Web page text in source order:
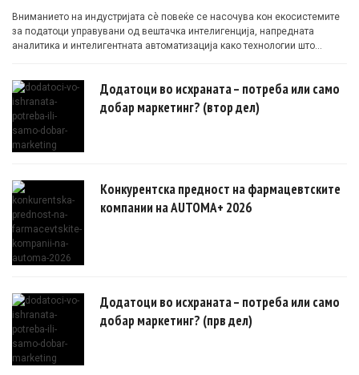
Вниманието на индустријата сè повеќе се насочува кон екосистемите
за податоци управувани од вештачка интелигенција, напредната
аналитика и интелигентната автоматизација како технологии што
Додатоци во исхраната – потреба или само
добар маркетинг? (втор дел)
Конкурентска предност на фармацевтските
компании на AUTOMA+ 2026
Додатоци во исхраната – потреба или само
добар маркетинг? (прв дел)